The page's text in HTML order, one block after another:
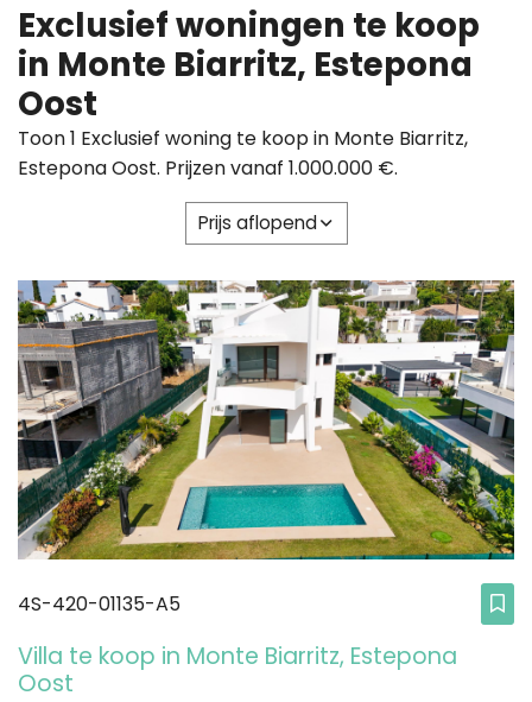
Exclusief woningen te koop
in Monte Biarritz, Estepona
Oost
Toon 1 Exclusief woning te koop in Monte Biarritz,
Estepona Oost. Prijzen vanaf 1.000.000 €.
Prijs aflopend
4S-420-01135-A5
Villa te koop in Monte Biarritz, Estepona
Oost